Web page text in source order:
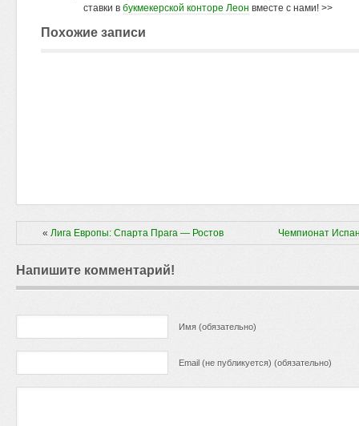
ставки в букмекерской конторе Леон вместе с нами! >>
Похожие записи
« Лига Европы: Спарта Прага — Ростов Чемпионат
Напишите комментарий!
Имя (обязательно)
Email (не публикуется) (обязательно)